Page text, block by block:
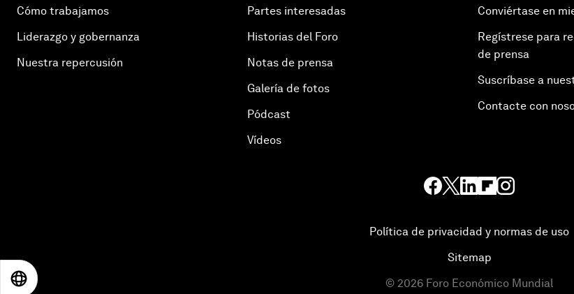
Cómo trabajamos
Liderazgo y gobernanza
Nuestra repercusión
Partes interesadas
Historias del Foro
Notas de prensa
Galería de fotos
Pódcast
Vídeos
Conviértase en
Regístrese para
de prensa
Suscríbase a
Contacte con
Política de privacidad y normas de uso
Sitemap
© 2026 Foro Económico Mundial